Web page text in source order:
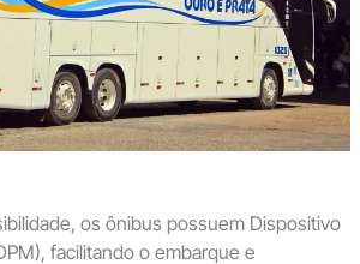
os ônibus possuem Dispositivo
facilitando o embarque e